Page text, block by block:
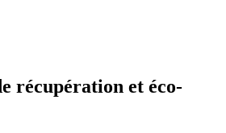
récupération et éco-